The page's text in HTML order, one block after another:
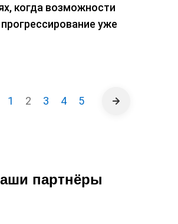
когда возможности
уже
1 2 3 4 5
партнёры